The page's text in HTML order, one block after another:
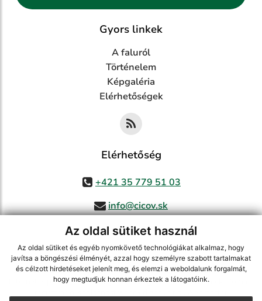
Az oldal sütiket használ
Az oldal sütiket és egyéb nyomkövető technológiákat alkalmaz, hogy
javítsa a böngészési élményét, azzal hogy személyre szabott tartalmakat
és célzott hirdetéseket jelenít meg, és elemzi a weboldalunk forgalmát,
hogy megtudjuk honnan érkeztek a látogatóink.
Gyors linkek
A faluról
Történelem
Képgaléria
Elérhetőségek
Elérhetőség
+421 35 779 51 03
info@cicov.sk
használja ki a legfrissebb információk követését az RSS funkcióval,
ECHELON 2 CMS rendszer (tartalomkezelő rendszer),Honlaptérkép
Internetes portál, webhosting,webex.digital, s.r.o.,Domain-ek